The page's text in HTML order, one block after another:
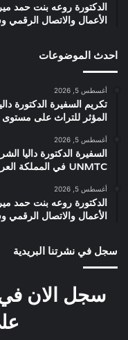
الدكتورة روعه بنت حمد
الأعمال والاتصال الرقمي
احدث الموضوعات
أغسطس 5, 2026
تكريم السفيرة الدكتورة
المؤثر للتراث على مستوى
أغسطس 5, 2026
السفيرة الدكتورة داليا
UNMTC في المملكة العربية السعودية
أغسطس 5, 2026
الدكتورة روعه بنت حمد
الأعمال والاتصال الرقمي
سجل في نشرتنا البريدية
سجل الان في